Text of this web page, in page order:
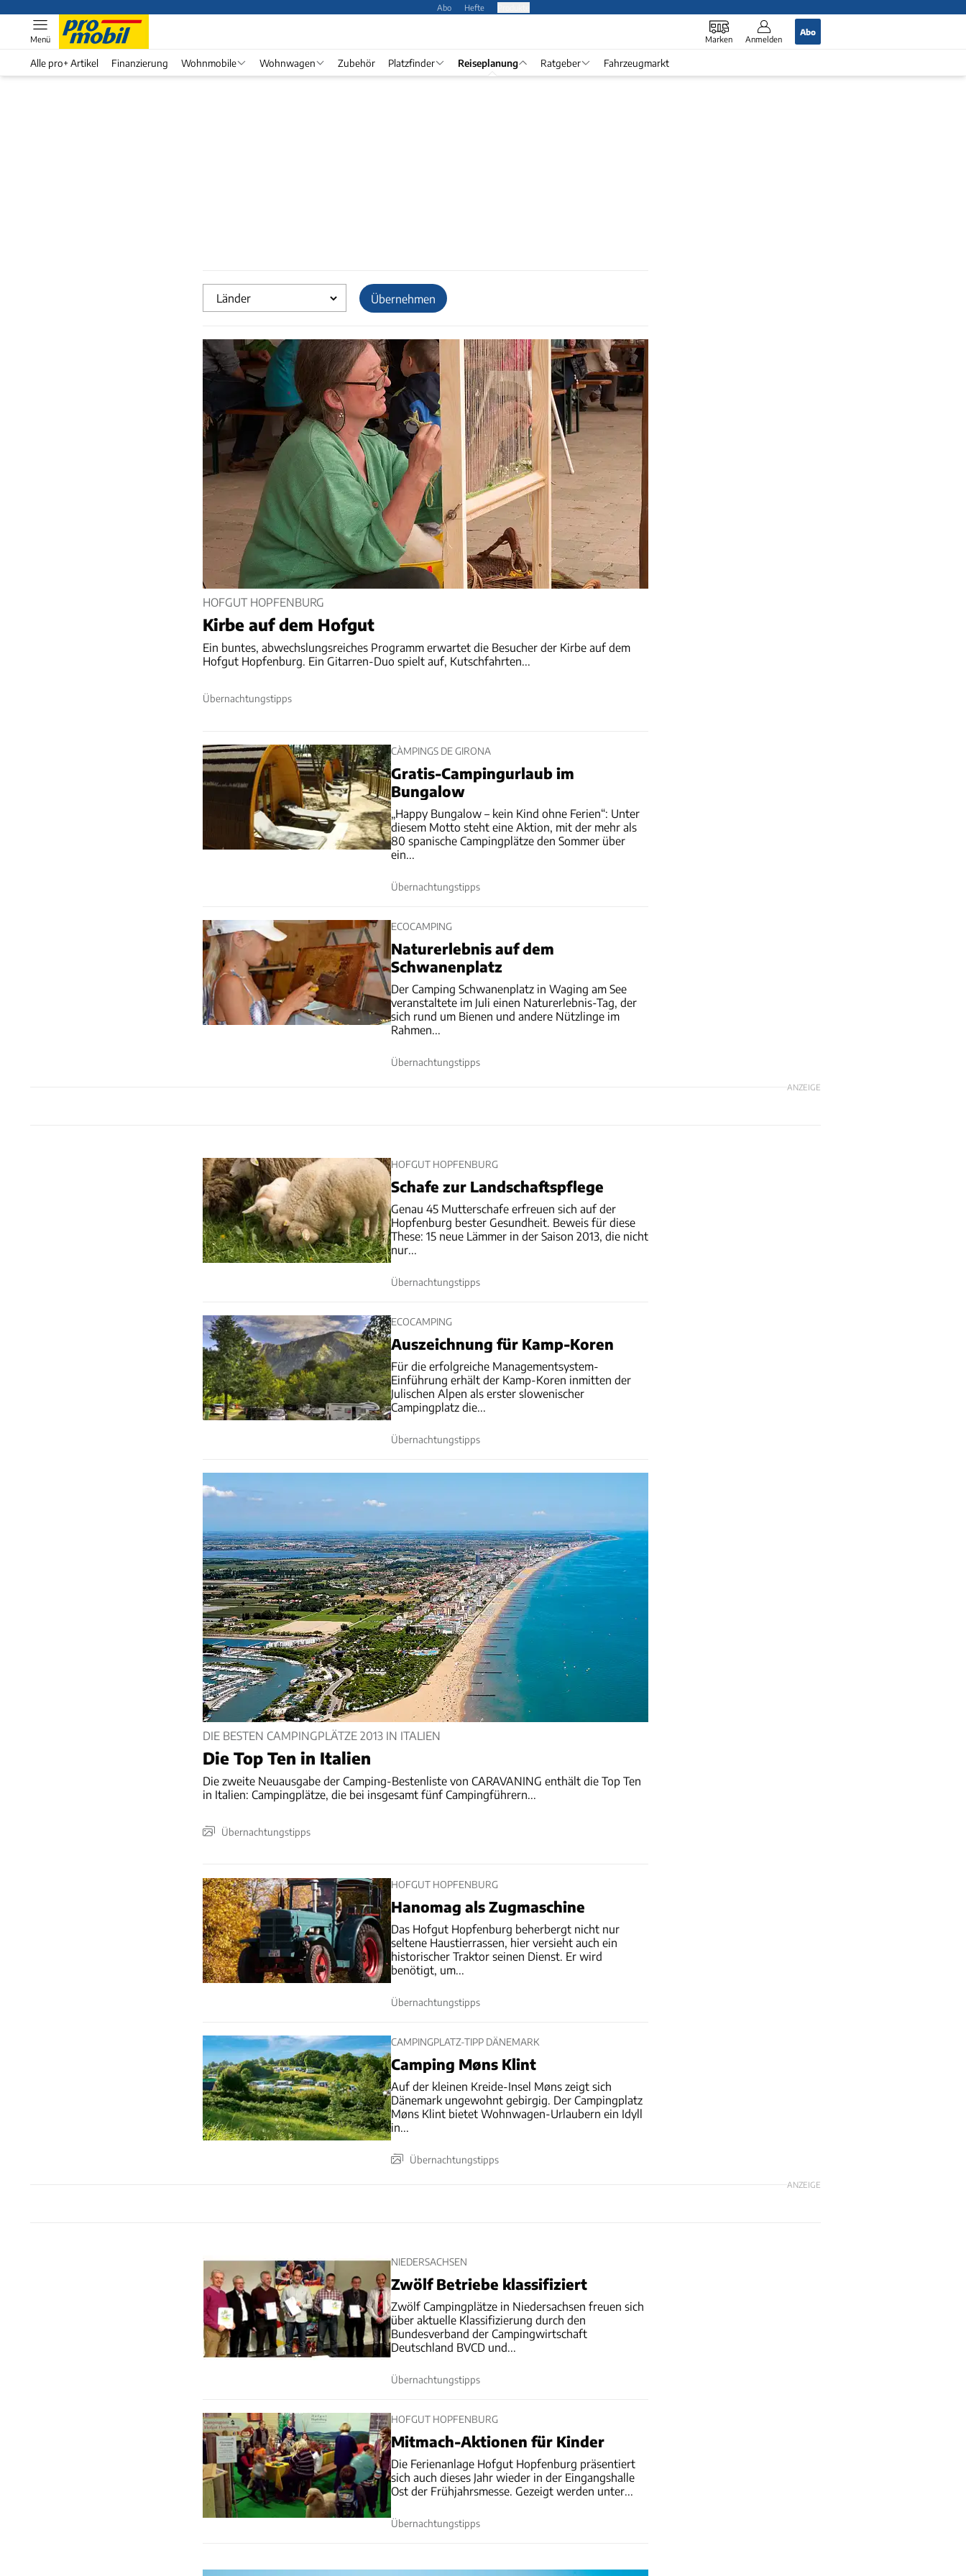
Abo Hefte
Marken Anmelden
Abo
Menü
Alle pro+ Artikel Finanzierung Wohnmobile Wohnwagen Zubehör Platzfinder Reiseplanung Ratgeber Fahrzeugmarkt
Länder Übernehmen
HOFGUT HOPFENBURG
Kirbe auf dem Hofgut
Ein buntes, abwechslungsreiches Programm erwartet die Besucher der Kirbe auf dem
Hofgut Hopfenburg. Ein Gitarren-Duo spielt auf, Kutschfahrten...
Übernachtungstipps
CÀMPINGS DE GIRONA
Gratis-Campingurlaub im
Bungalow
„Happy Bungalow – kein Kind ohne Ferien“: Unter
diesem Motto steht eine Aktion, mit der mehr als
80 spanische Campingplätze den Sommer über
ein...
Übernachtungstipps
ECOCAMPING
Naturerlebnis auf dem
Schwanenplatz
Der Camping Schwanenplatz in Waging am See
veranstaltete im Juli einen Naturerlebnis-Tag, der
sich rund um Bienen und andere Nützlinge im
Rahmen...
Übernachtungstipps
ANZEIGE
HOFGUT HOPFENBURG
Schafe zur Landschaftspflege
Genau 45 Mutterschafe erfreuen sich auf der
Hopfenburg bester Gesundheit. Beweis für diese
These: 15 neue Lämmer in der Saison 2013, die nicht
nur...
Übernachtungstipps
ECOCAMPING
Auszeichnung für Kamp-Koren
Für die erfolgreiche Managementsystem-
Einführung erhält der Kamp-Koren inmitten der
Julischen Alpen als erster slowenischer
Campingplatz die...
Übernachtungstipps
DIE BESTEN CAMPINGPLÄTZE 2013 IN ITALIEN
Die Top Ten in Italien
Die zweite Neuausgabe der Camping-Bestenliste von CARAVANING enthält die Top Ten
in Italien: Campingplätze, die bei insgesamt fünf Campingführern...
Übernachtungstipps
HOFGUT HOPFENBURG
Hanomag als Zugmaschine
Das Hofgut Hopfenburg beherbergt nicht nur
seltene Haustierrassen, hier versieht auch ein
historischer Traktor seinen Dienst. Er wird
benötigt, um...
Übernachtungstipps
CAMPINGPLATZ-TIPP DÄNEMARK
Camping Møns Klint
Auf der kleinen Kreide-Insel Møns zeigt sich
Dänemark ungewohnt gebirgig. Der Campingplatz
Møns Klint bietet Wohnwagen-Urlaubern ein Idyll
in...
Übernachtungstipps
ANZEIGE
NIEDERSACHSEN
Zwölf Betriebe klassifiziert
Zwölf Campingplätze in Niedersachsen freuen sich
über aktuelle Klassifizierung durch den
Bundesverband der Campingwirtschaft
Deutschland BVCD und...
Übernachtungstipps
HOFGUT HOPFENBURG
Mitmach-Aktionen für Kinder
Die Ferienanlage Hofgut Hopfenburg präsentiert
sich auch dieses Jahr wieder in der Eingangshalle
Ost der Frühjahrsmesse. Gezeigt werden unter...
Übernachtungstipps